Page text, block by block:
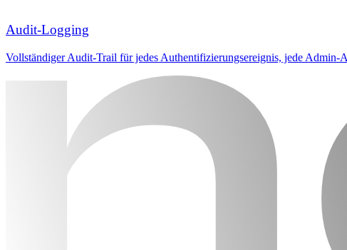
Audit-Logging
Vollständiger Audit-Trail für jedes Authentifizierungsereignis, jede Admin-